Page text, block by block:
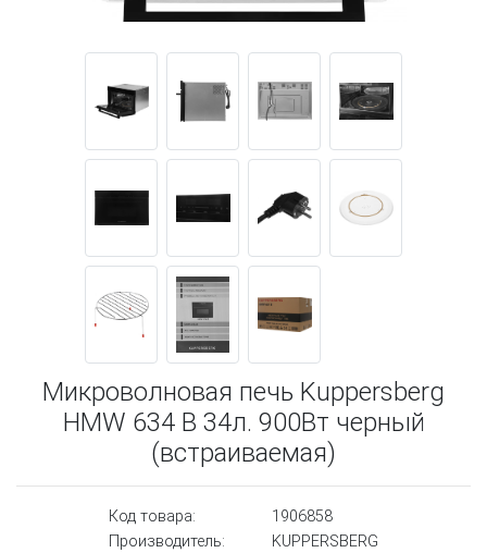
Микроволновая печь Kuppersberg
HMW 634 B 34л. 900Вт черный
(встраиваемая)
Код товара:
1906858
Производитель:
KUPPERSBERG